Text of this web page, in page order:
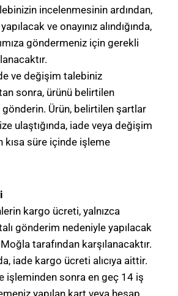
incelenmesinin ardından,
ve onayınız alındığında,
göndermeniz için gerekli
ve değişim talebiniz
sonra, ürünü belirtilen
Ürün, belirtilen şartlar
ulaştığında, iade veya değişim
kısa süre içinde işleme
kargo ücreti, yalnızca
gönderim nedeniyle yapılacak
tarafından karşılanacaktır.
iade kargo ücreti alıcıya aittir.
işleminden sonra en geç 14 iş
yapılan kart veya hesap